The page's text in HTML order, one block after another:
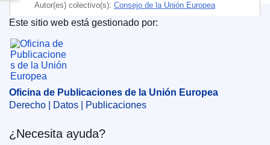
Autor(es) colectivo(s): Consejo de la Unión Europea
persona física
internacional
CELEX : 32024D1250
ELI : dec/2024/1250/oj
IMMC : ST 7320 2024 INIT
Oficina de Publicaciones de la Unión Europea
Este sitio web está gestionado por:
Oficina de Publicaciones de la Unión Europea
Derecho | Datos | Publicaciones
¿Necesita ayuda?